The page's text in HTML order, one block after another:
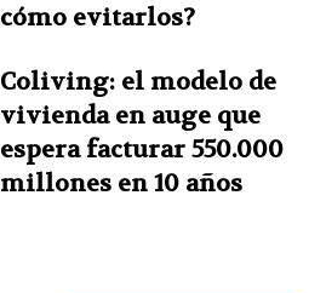
cómo evitarlos?
Coliving: el modelo de
vivienda en auge que
espera facturar 550.000
millones en 10 años